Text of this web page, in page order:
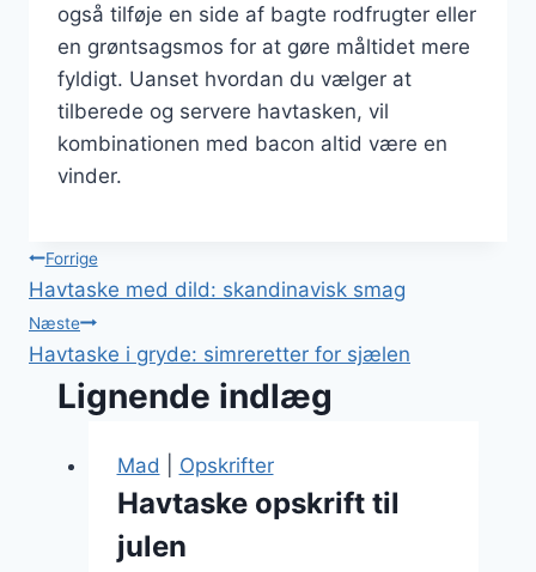
også tilføje en side af bagte rodfrugter eller
en grøntsagsmos for at gøre måltidet mere
fyldigt. Uanset hvordan du vælger at
tilberede og servere havtasken, vil
kombinationen med bacon altid være en
vinder.
Indlægsnavigation
Forrige
Havtaske med dild: skandinavisk smag
Næste
Havtaske i gryde: simreretter for sjælen
Lignende indlæg
Mad Opskrifter
Havtaske opskrift til
julen